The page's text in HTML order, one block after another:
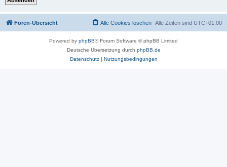
Foren-Übersicht Alle Zeiten sind UTC+01:00
Alle Cookies löschen
Powered by phpBB® Forum Software © phpBB Limited
Deutsche Übersetzung durch phpBB.de
Datenschutz| Nutzungsbedingungen